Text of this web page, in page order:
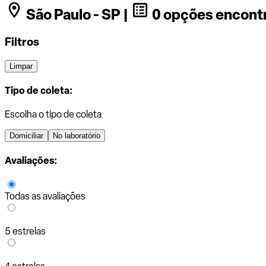
São Paulo - SP |
0 opções
Filtros
Limpar
Tipo de coleta:
Escolha o tipo de coleta
Domiciliar No laboratório
Avaliações:
Todas as avaliações
5 estrelas